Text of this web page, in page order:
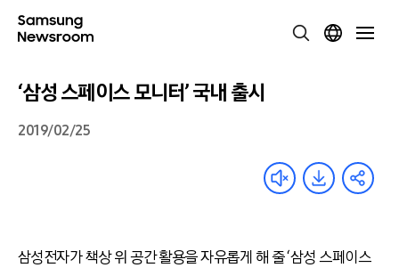
‘삼성 스페이스 모니터’ 국내 출시
2019/02/25
삼성전자가 책상 위 공간 활용을 자유롭게 해 줄 ‘삼성 스페이스